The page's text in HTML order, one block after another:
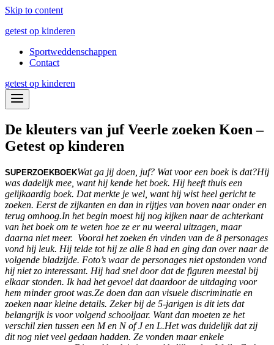
Skip to content
getest op kinderen
Sportweddenschappen
Contact
getest op kinderen
De kleuters van juf Veerle zoeken Koen –
Getest op kinderen
SUPERZOEKBOEKWat ga jij doen, juf? Wat voor een boek is dat?Hij
was dadelijk mee, want hij kende het boek. Hij heeft thuis een
gelijkaardig boek. Dat merkte je wel, want hij wist heel gericht te
zoeken. Eerst de zijkanten en dan in rijtjes van boven naar onder en
terug omhoog.In het begin moest hij nog kijken naar de achterkant
van het boek om te weten hoe ze er nu weeral uitzagen, maar
daarna niet meer. Vooral het zoeken én vinden van de 8 personages
vond hij leuk. Hij telde tot hij ze alle 8 had en ging dan over naar de
volgende bladzijde. Foto’s waar de personages niet opstonden vond
hij niet zo interessant. Hij had snel door dat de figuren meestal bij
elkaar stonden. Ik had het gevoel dat daardoor de uitdaging voor
hem minder groot was.Ze doen dan aan visuele discriminatie en
zoeken naar kleine details. Zeker bij de 5-jarigen is dit iets dat
belangrijk is voor volgend schooljaar. Want dan moeten ze het
verschil zien tussen een M en N of J en L.Het was duidelijk dat zij
dit nog niet veel gedaan hadden. Ze vonden maar enkele